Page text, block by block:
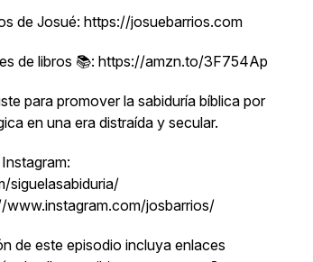
de Josué: https://josuebarrios.com
de libros 📚: https://amzn.to/3F754Ap
para promover la sabiduría bíblica por
en una era distraída y secular.
siguelasabiduria/
www.instagram.com/josbarrios/
de este episodio incluya enlaces